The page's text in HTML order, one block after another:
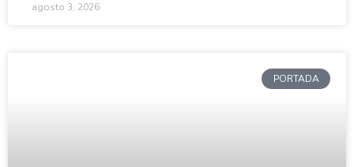
agosto 3, 2026
PORTADA